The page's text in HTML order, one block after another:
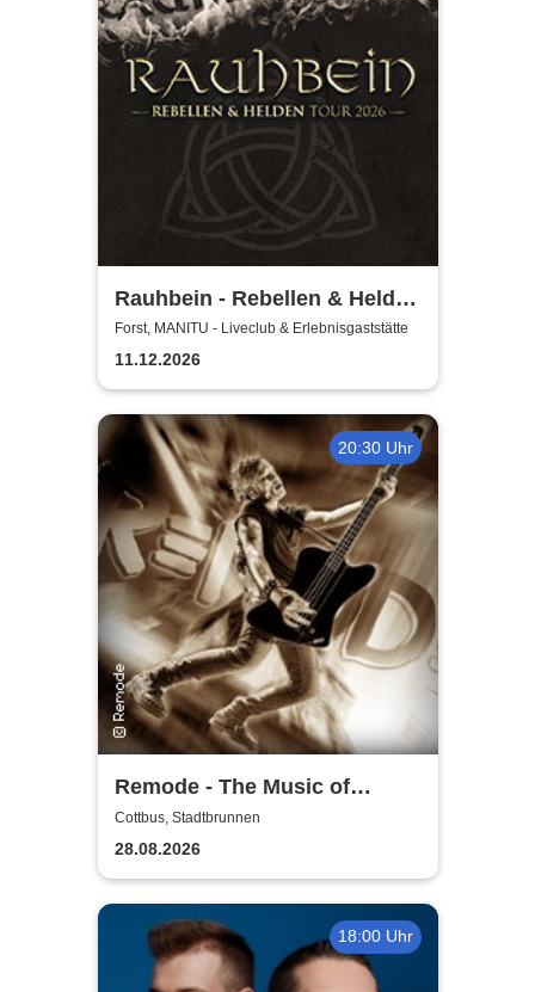
Rauhbein - Rebellen & Helden
Tour 2026
Forst, MANITU - Liveclub & Erlebnisgaststätte
11.12.2026
20:30 Uhr
Remode - The Music of
Depeche Mode
Cottbus, Stadtbrunnen
28.08.2026
18:00 Uhr